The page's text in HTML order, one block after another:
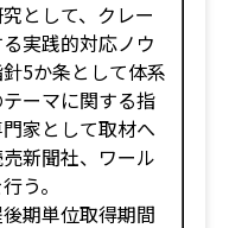
として、クレー
実践的対応ノウ
5か条として体系
ーマに関する指
家として取材へ
新聞社、ワール
う。
期単位取得期間